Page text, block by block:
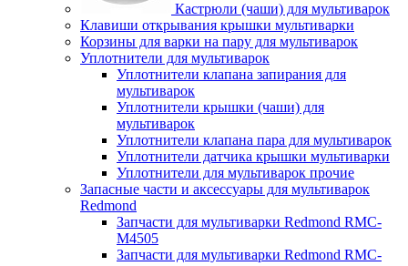
Кастрюли (чаши) для мультиварок
Клавиши открывания крышки мультиварки
Корзины для варки на пару для мультиварок
Уплотнители для мультиварок
Уплотнители клапана запирания для
мультиварок
Уплотнители крышки (чаши) для
мультиварок
Уплотнители клапана пара для мультиварок
Уплотнители датчика крышки мультиварки
Уплотнители для мультиварок прочие
Запасные части и аксессуары для мультиварок
Redmond
Запчасти для мультиварки Redmond RMC-
M4505
Запчасти для мультиварки Redmond RMC-